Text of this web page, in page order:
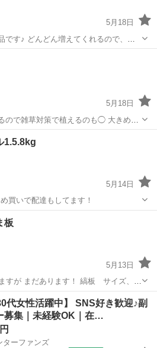
5月18日
るので、育
っかりしています‼︎ お探しの方、多肉植
か？？
5月18日
ので雑草対策で植えるのも◯ 大きめの
で挑戦され
...
1.5.8kg
5月14日
買いで配達もしてます！
その他
板
5月13日
あります！ 縞板 サイズ、厚
！ 値段は全て1枚2000円
います！ 汚
その他 しま
代女性活躍中】 SNS好き歓迎♪副
募集｜未経験OK｜在…
ターファンズ